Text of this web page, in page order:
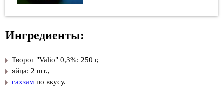
Ингредиенты:
Творог "Valio" 0,3%: 250 г,
яйца: 2 шт.,
сахзам по вкусу.